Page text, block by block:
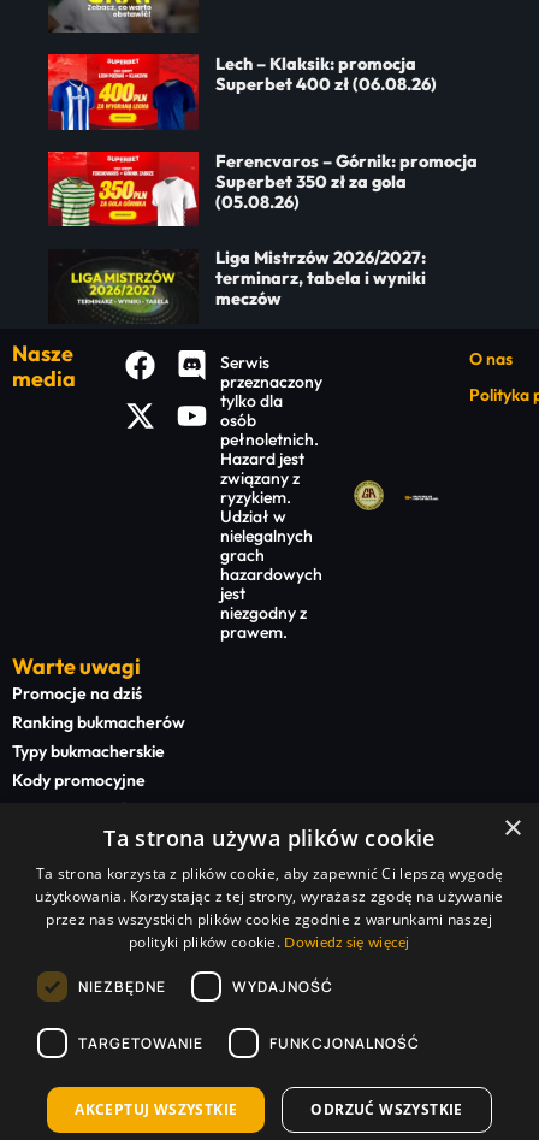
Lech – Klaksik: promocja
Superbet 400 zł (06.08.26)
Ferencvaros – Górnik: promocja
Superbet 350 zł za gola
(05.08.26)
Liga Mistrzów 2026/2027:
terminarz, tabela i wyniki
meczów
Nasze
media
Serwis
przeznaczony
tylko dla
osób
pełnoletnich.
Hazard jest
związany z
ryzykiem.
Udział w
nielegalnych
grach
hazardowych
jest
niezgodny z
prawem.
O nas
Polityka
Warte uwagi
Promocje na dziś
Ranking bukmacherów
Typy bukmacherskie
Kody promocyjne
Bonusy powitalne
Newsy bukmacherskie
Na start
Superbet kod promocyjny
STS kod promocyjny
BETFAN kod promocyjny
TOTALbet kod promocyjny
Sponsorzy serwisu:
TOTALbet Zakłady Bukmacherskie Sp. z o.o. | BETFAN Zakłady Bukmacherskie Polska Sp. z
o.o. | Betclic Zakłady Bukmacherskie Polska Sp. z o.o. | forBET Zakłady Bukmacherskie Sp. z
o.o. | FORTUNA online zakłady bukmacherskie Sp. z o.o. | LV BET Zakłady Bukmacherskie Sp.
z o.o. | Silesia Entertainment Sp. z o.o. | Bukmacherska Sp. z o.o. | FUN PROJECT Sp. z o.o. |
×
Ta strona używa plików cookie
Ta strona korzysta z plików cookie, aby zapewnić Ci lepszą wygodę
użytkowania. Korzystając z tej strony, wyrażasz zgodę na używanie
przez nas wszystkich plików cookie zgodnie z warunkami naszej
polityki plików cookie. Dowiedz się więcej
NIEZBĘDNE WYDAJNOŚĆ
TARGETOWANIE FUNKCJONALNOŚĆ
AKCEPTUJ WSZYSTKIE ODRZUĆ WSZYSTKIE